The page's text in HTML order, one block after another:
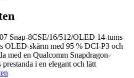
Snap-8CSE/16/512/OLED 14-tums
OLED-skärm med 95 % DCI-P3 och
med en Qualcomm Snapdragon-
i en elegant och lätt